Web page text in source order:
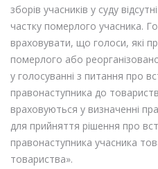
зборів учасників у суду
частку померлого учасника.
враховувати, що голоси, які
померлого або
у голосуванні з питання про
правонаступника до
враховуються у визначенні
для прийняття рішення про
правонаступника учасника
товариства».